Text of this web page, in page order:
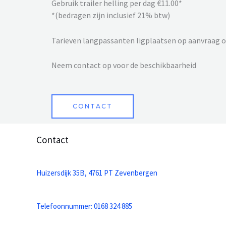
Gebruik trailer helling per dag €11.00*
*(bedragen zijn inclusief 21% btw)
Tarieven langpassanten ligplaatsen op aanvraag
Neem contact op voor de beschikbaarheid
CONTACT
Contact
Huizersdijk 35B, 4761 PT Zevenbergen
Telefoonnummer: 0168 324 885